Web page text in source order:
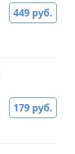
449 руб.
179 руб.